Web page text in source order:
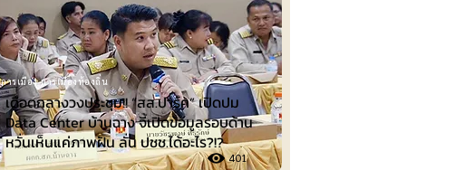
เดือดกลางวงประชุม!! “สส.ปาร์ค” เปิดปม
Data Center บ้านฉาง จี้เปิดข้อมูลรอบด้าน
หวั่นเห็นแค่ภาพฝัน ลั่น ปชช.ได้อะไร?!?
401
การเมือง-การเมืองท้องถิ่น